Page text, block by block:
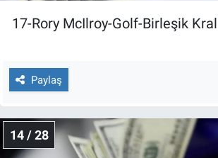
17-Rory McIlroy-Golf-Birleşik
Paylaş
14 / 28